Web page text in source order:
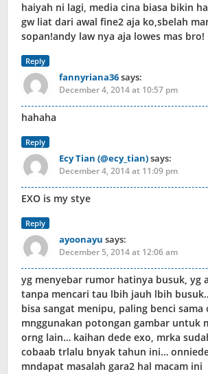
haiyah ni lagi, media cina biasa bikin
gw liat dari awal fine2 aja ko,sbelah
sopan!andy law nya aja lowes mas bro!
Reply
fannyriana36says:
December 4, 2014 at 10:57 pm
hahaha
Reply
Ecy Tian (@ecy_tian)says:
December 4, 2014 at 11:09 pm
EXO is my stye
Reply
ayoonayu says:
December 5, 2014 at 12:06 am
yg menyebar rumor hatinya busuk, yg
tanpa mencari tau lbih jauh lbih
bisa sangat menipu, paling benci sama
mnggunakan potongan gambar untuk
orng lain… kaihan dede exo, mrka
cobaab trlalu bnyak tahun ini…
mndapat masalah gara2 hal macam ini